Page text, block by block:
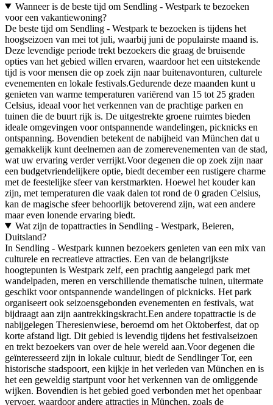
Wanneer is de beste tijd om Sendling - Westpark te bezoeken
voor een vakantiewoning?
De beste tijd om Sendling - Westpark te bezoeken is tijdens het
hoogseizoen van mei tot juli, waarbij juni de populairste maand is.
Deze levendige periode trekt bezoekers die graag de bruisende
opties van het gebied willen ervaren, waardoor het een uitstekende
tijd is voor mensen die op zoek zijn naar buitenavonturen, culturele
evenementen en lokale festivals.Gedurende deze maanden kunt u
genieten van warme temperaturen variërend van 15 tot 25 graden
Celsius, ideaal voor het verkennen van de prachtige parken en
tuinen die de buurt rijk is. De uitgestrekte groene ruimtes bieden
ideale omgevingen voor ontspannende wandelingen, picknicks en
ontspanning. Bovendien betekent de nabijheid van München dat u
gemakkelijk kunt deelnemen aan de zomerevenementen van de stad,
wat uw ervaring verder verrijkt.Voor degenen die op zoek zijn naar
een budgetvriendelijkere optie, biedt december een rustigere charme
met de feestelijke sfeer van kerstmarkten. Hoewel het kouder kan
zijn, met temperaturen die vaak dalen tot rond de 0 graden Celsius,
kan de magische sfeer behoorlijk betoverend zijn, wat een andere
maar even lonende ervaring biedt.
Wat zijn de topattracties in Sendling - Westpark, Beieren,
Duitsland?
In Sendling - Westpark kunnen bezoekers genieten van een mix van
culturele en recreatieve attracties. Een van de belangrijkste
hoogtepunten is Westpark zelf, een prachtig aangelegd park met
wandelpaden, meren en verschillende thematische tuinen, uitermate
geschikt voor ontspannende wandelingen of picknicks. Het park
organiseert ook seizoensgebonden evenementen en festivals, wat
bijdraagt aan zijn aantrekkingskracht.Een andere topattractie is de
nabijgelegen Theresienwiese, beroemd om het Oktoberfest, dat op
korte afstand ligt. Dit gebied is levendig tijdens het festivalseizoen
en trekt bezoekers van over de hele wereld aan.Voor degenen die
geïnteresseerd zijn in lokale cultuur, biedt de Sendlinger Tor, een
historische stadspoort, een kijkje in het verleden van München en is
het een geweldig startpunt voor het verkennen van de omliggende
wijken. Bovendien is het gebied goed verbonden met het openbaar
vervoer, waardoor andere attracties in München, zoals de